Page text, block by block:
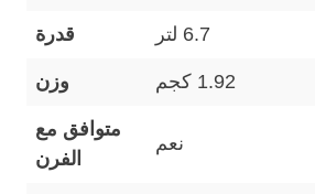
قدرة 6.7 لتر
وزن 1.92 كجم
متوافق مع
الفرن
نعم